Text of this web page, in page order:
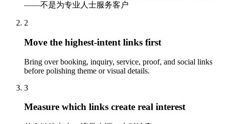
——不是为专业人士服务客户
2
Move the highest-intent links first
Bring over booking, inquiry, service, proof, and social links
before polishing theme or visual details.
3
Measure which links create real interest